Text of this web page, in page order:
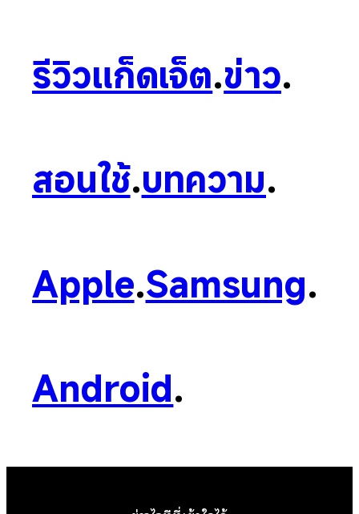
รีวิวแก็ดเจ็ต.ข่าว.
สอนใช้.บทความ.
Apple.Samsung.
Android.